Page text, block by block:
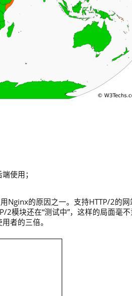
使用；
Nginx的原因之一。支持HTTP/2的
模块还在“测试中”，这样的局面毫
者的三倍。